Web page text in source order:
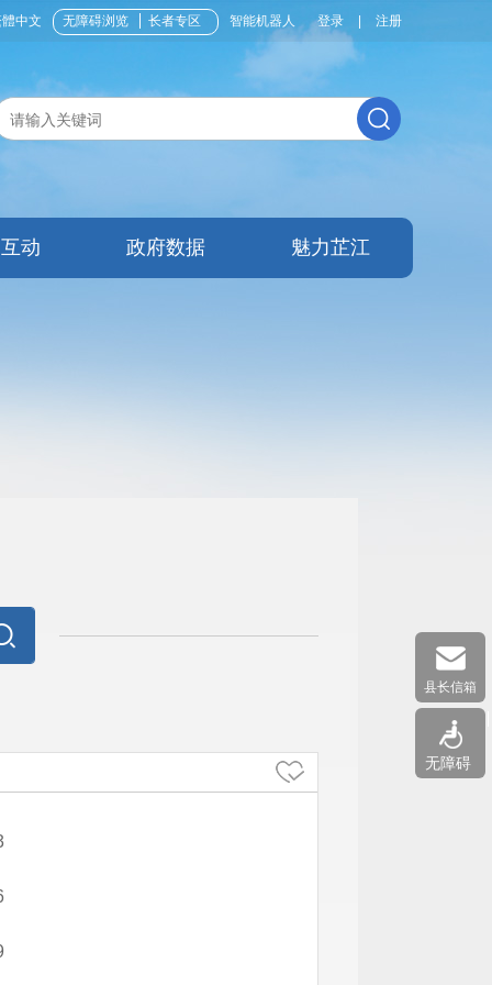
中文 无障碍浏览 长者专区 智能机器人 登录 注册
动 政府数据 魅力芷江
县长信箱
无障碍